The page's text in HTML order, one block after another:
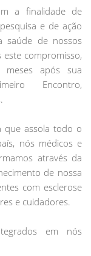
a finalidade de
e de ação
saúde de nossos
compromisso,
após sua
Encontro,
que assola todo o
nós médicos e
através da
de nossa
com esclerose
e cuidadores.
em nós